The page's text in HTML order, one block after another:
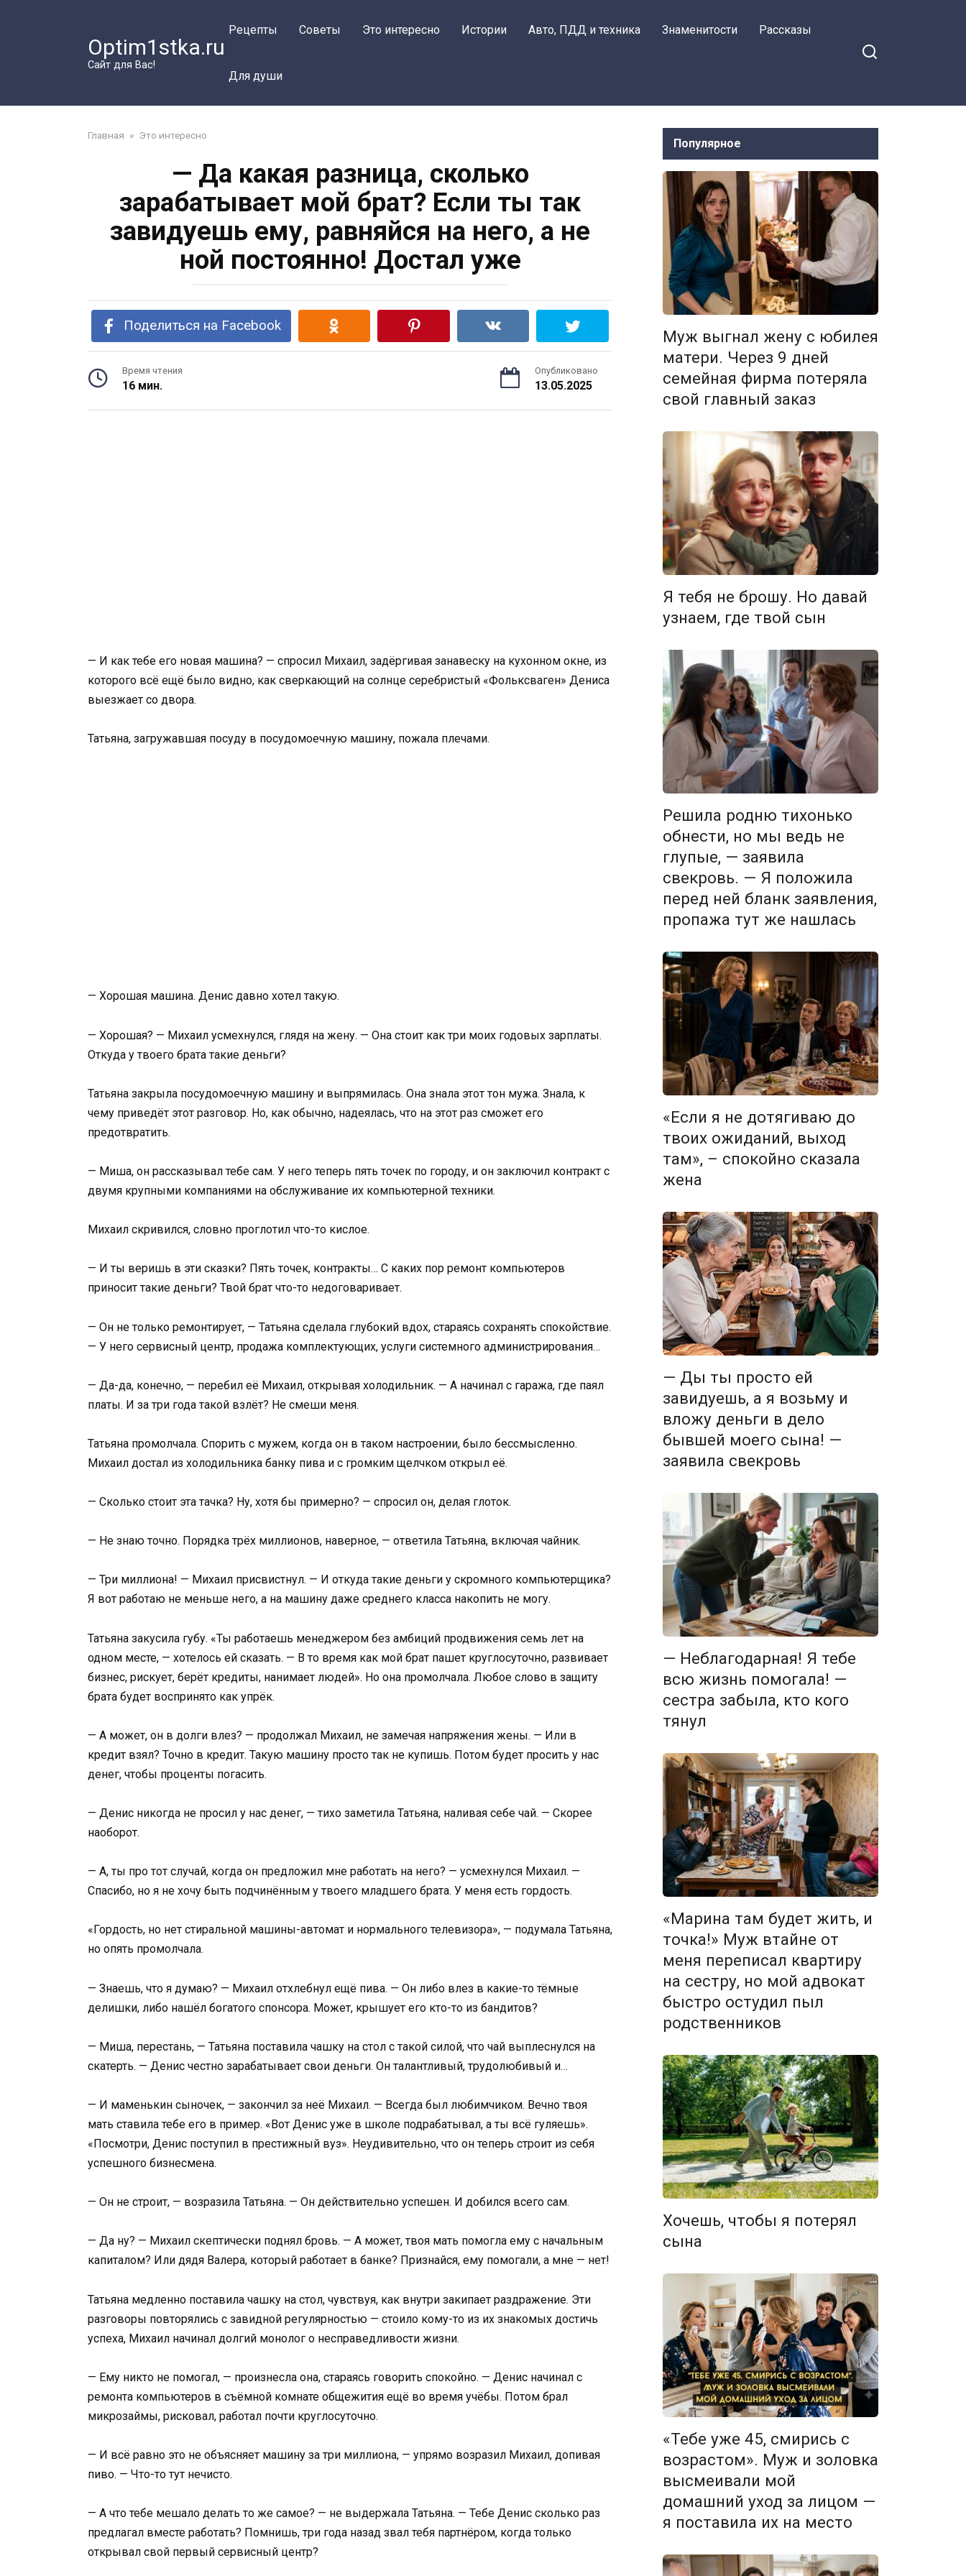
Optim1stka.ru
Сайт для Вас!
Рецепты Советы Это интересно Истории Авто, ПДД и техника Знаменитости Рассказы
Для души
Главная » Это интересно
— Да какая разница, сколько
зарабатывает мой брат? Если ты так
завидуешь ему, равняйся на него, а не
ной постоянно! Достал уже
Поделиться на Facebook
Время чтения
16 мин.
Опубликовано
13.05.2025
— И как тебе его новая машина? — спросил Михаил, задёргивая занавеску на кухонном окне, из
которого всё ещё было видно, как сверкающий на солнце серебристый «Фольксваген» Дениса
выезжает со двора.
Татьяна, загружавшая посуду в посудомоечную машину, пожала плечами.
— Хорошая машина. Денис давно хотел такую.
— Хорошая? — Михаил усмехнулся, глядя на жену. — Она стоит как три моих годовых зарплаты.
Откуда у твоего брата такие деньги?
Татьяна закрыла посудомоечную машину и выпрямилась. Она знала этот тон мужа. Знала, к
чему приведёт этот разговор. Но, как обычно, надеялась, что на этот раз сможет его
предотвратить.
— Миша, он рассказывал тебе сам. У него теперь пять точек по городу, и он заключил контракт с
двумя крупными компаниями на обслуживание их компьютерной техники.
Михаил скривился, словно проглотил что-то кислое.
— И ты веришь в эти сказки? Пять точек, контракты… С каких пор ремонт компьютеров
приносит такие деньги? Твой брат что-то недоговаривает.
— Он не только ремонтирует, — Татьяна сделала глубокий вдох, стараясь сохранять спокойствие.
— У него сервисный центр, продажа комплектующих, услуги системного администрирования…
— Да-да, конечно, — перебил её Михаил, открывая холодильник. — А начинал с гаража, где паял
платы. И за три года такой взлёт? Не смеши меня.
Татьяна промолчала. Спорить с мужем, когда он в таком настроении, было бессмысленно.
Михаил достал из холодильника банку пива и с громким щелчком открыл её.
— Сколько стоит эта тачка? Ну, хотя бы примерно? — спросил он, делая глоток.
— Не знаю точно. Порядка трёх миллионов, наверное, — ответила Татьяна, включая чайник.
— Три миллиона! — Михаил присвистнул. — И откуда такие деньги у скромного компьютерщика?
Я вот работаю не меньше него, а на машину даже среднего класса накопить не могу.
Татьяна закусила губу. «Ты работаешь менеджером без амбиций продвижения семь лет на
одном месте, — хотелось ей сказать. — В то время как мой брат пашет круглосуточно, развивает
бизнес, рискует, берёт кредиты, нанимает людей». Но она промолчала. Любое слово в защиту
брата будет воспринято как упрёк.
— А может, он в долги влез? — продолжал Михаил, не замечая напряжения жены. — Или в
кредит взял? Точно в кредит. Такую машину просто так не купишь. Потом будет просить у нас
денег, чтобы проценты погасить.
— Денис никогда не просил у нас денег, — тихо заметила Татьяна, наливая себе чай. — Скорее
наоборот.
— А, ты про тот случай, когда он предложил мне работать на него? — усмехнулся Михаил. —
Спасибо, но я не хочу быть подчинённым у твоего младшего брата. У меня есть гордость.
«Гордость, но нет стиральной машины-автомат и нормального телевизора», — подумала Татьяна,
но опять промолчала.
— Знаешь, что я думаю? — Михаил отхлебнул ещё пива. — Он либо влез в какие-то тёмные
делишки, либо нашёл богатого спонсора. Может, крышует его кто-то из бандитов?
— Миша, перестань, — Татьяна поставила чашку на стол с такой силой, что чай выплеснулся на
скатерть. — Денис честно зарабатывает свои деньги. Он талантливый, трудолюбивый и…
— И маменькин сыночек, — закончил за неё Михаил. — Всегда был любимчиком. Вечно твоя
мать ставила тебе его в пример. «Вот Денис уже в школе подрабатывал, а ты всё гуляешь».
«Посмотри, Денис поступил в престижный вуз». Неудивительно, что он теперь строит из себя
успешного бизнесмена.
— Он не строит, — возразила Татьяна. — Он действительно успешен. И добился всего сам.
— Да ну? — Михаил скептически поднял бровь. — А может, твоя мать помогла ему с начальным
капиталом? Или дядя Валера, который работает в банке? Признайся, ему помогали, а мне — нет!
Татьяна медленно поставила чашку на стол, чувствуя, как внутри закипает раздражение. Эти
разговоры повторялись с завидной регулярностью — стоило кому-то из их знакомых достичь
успеха, Михаил начинал долгий монолог о несправедливости жизни.
— Ему никто не помогал, — произнесла она, стараясь говорить спокойно. — Денис начинал с
ремонта компьютеров в съёмной комнате общежития ещё во время учёбы. Потом брал
микрозаймы, рисковал, работал почти круглосуточно.
— И всё равно это не объясняет машину за три миллиона, — упрямо возразил Михаил, допивая
пиво. — Что-то тут нечисто.
— А что тебе мешало делать то же самое? — не выдержала Татьяна. — Тебе Денис сколько раз
предлагал вместе работать? Помнишь, три года назад звал тебя партнёром, когда только
открывал свой первый сервисный центр?
Популярное
Муж выгнал жену с юбилея
матери. Через 9 дней
семейная фирма потеряла
свой главный заказ
Я тебя не брошу. Но давай
узнаем, где твой сын
Решила родню тихонько
обнести, но мы ведь не
глупые, — заявила
свекровь. — Я положила
перед ней бланк заявления,
пропажа тут же нашлась
«Если я не дотягиваю до
твоих ожиданий, выход
там», – спокойно сказала
жена
— Ды ты просто ей
завидуешь, а я возьму и
вложу деньги в дело
бывшей моего сына! —
заявила свекровь
— Неблагодарная! Я тебе
всю жизнь помогала! —
сестра забыла, кто кого
тянул
«Марина там будет жить, и
точка!» Муж втайне от
меня переписал квартиру
на сестру, но мой адвокат
быстро остудил пыл
родственников
Хочешь, чтобы я потерял
сына
«Тебе уже 45, смирись с
возрастом». Муж и золовка
высмеивали мой
домашний уход за лицом —
я поставила их на место
— закричала родня